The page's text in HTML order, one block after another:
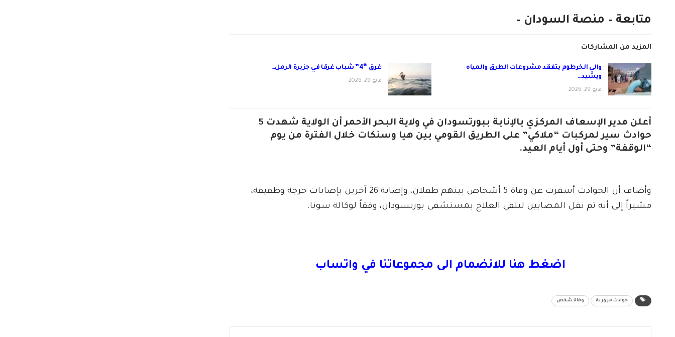
متابعة – منصة السودان –
المزيد من المشاركات
والي الخرطوم يتفقد مشروعات الطرق والمياه
ويشيد…
مايو 29, 2026
غرق “4” شباب غرقا في جزيرة الرمل…
مايو 29, 2026
أعلن مدير الإسعاف المركزي بالإنابة ببورتسودان في ولاية البحر الأحمر أن الولاية شهدت 5
حوادث سير لمركبات “ملاكي” على الطريق القومي بين هيا وسنكات خلال الفترة من يوم
“الوقفة” وحتى أول أيام العيد.
وأضاف أن الحوادث أسفرت عن وفاة 5 أشخاص بينهم طفلان، وإصابة 26 آخرين بإصابات حرجة وطفيفة،
مشيراً إلى أنه تم نقل المصابين لتلقي العلاج بمستشفى بورتسودان، وفقاً لوكالة سونا.
اضغط هنا للانضمام الى مجموعاتنا في واتساب
حوادث مرورية وفاة شخص